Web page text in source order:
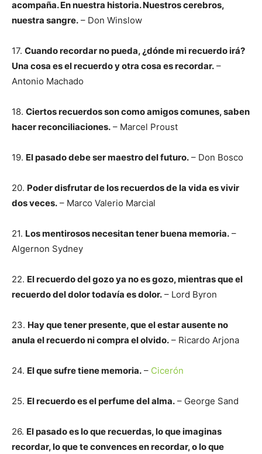
acompaña. En nuestra historia. Nuestros cerebros,
nuestra sangre. – Don Winslow
17. Cuando recordar no pueda, ¿dónde mi recuerdo irá?
Una cosa es el recuerdo y otra cosa es recordar. –
Antonio Machado
18. Ciertos recuerdos son como amigos comunes, saben
hacer reconciliaciones. – Marcel Proust
19. El pasado debe ser maestro del futuro. – Don Bosco
20. Poder disfrutar de los recuerdos de la vida es vivir
dos veces. – Marco Valerio Marcial
21. Los mentirosos necesitan tener buena memoria. –
Algernon Sydney
22. El recuerdo del gozo ya no es gozo, mientras que el
recuerdo del dolor todavía es dolor. – Lord Byron
23. Hay que tener presente, que el estar ausente no
anula el recuerdo ni compra el olvido. – Ricardo Arjona
24. El que sufre tiene memoria. – Cicerón
25. El recuerdo es el perfume del alma. – George Sand
26. El pasado es lo que recuerdas, lo que imaginas
recordar, lo que te convences en recordar, o lo que